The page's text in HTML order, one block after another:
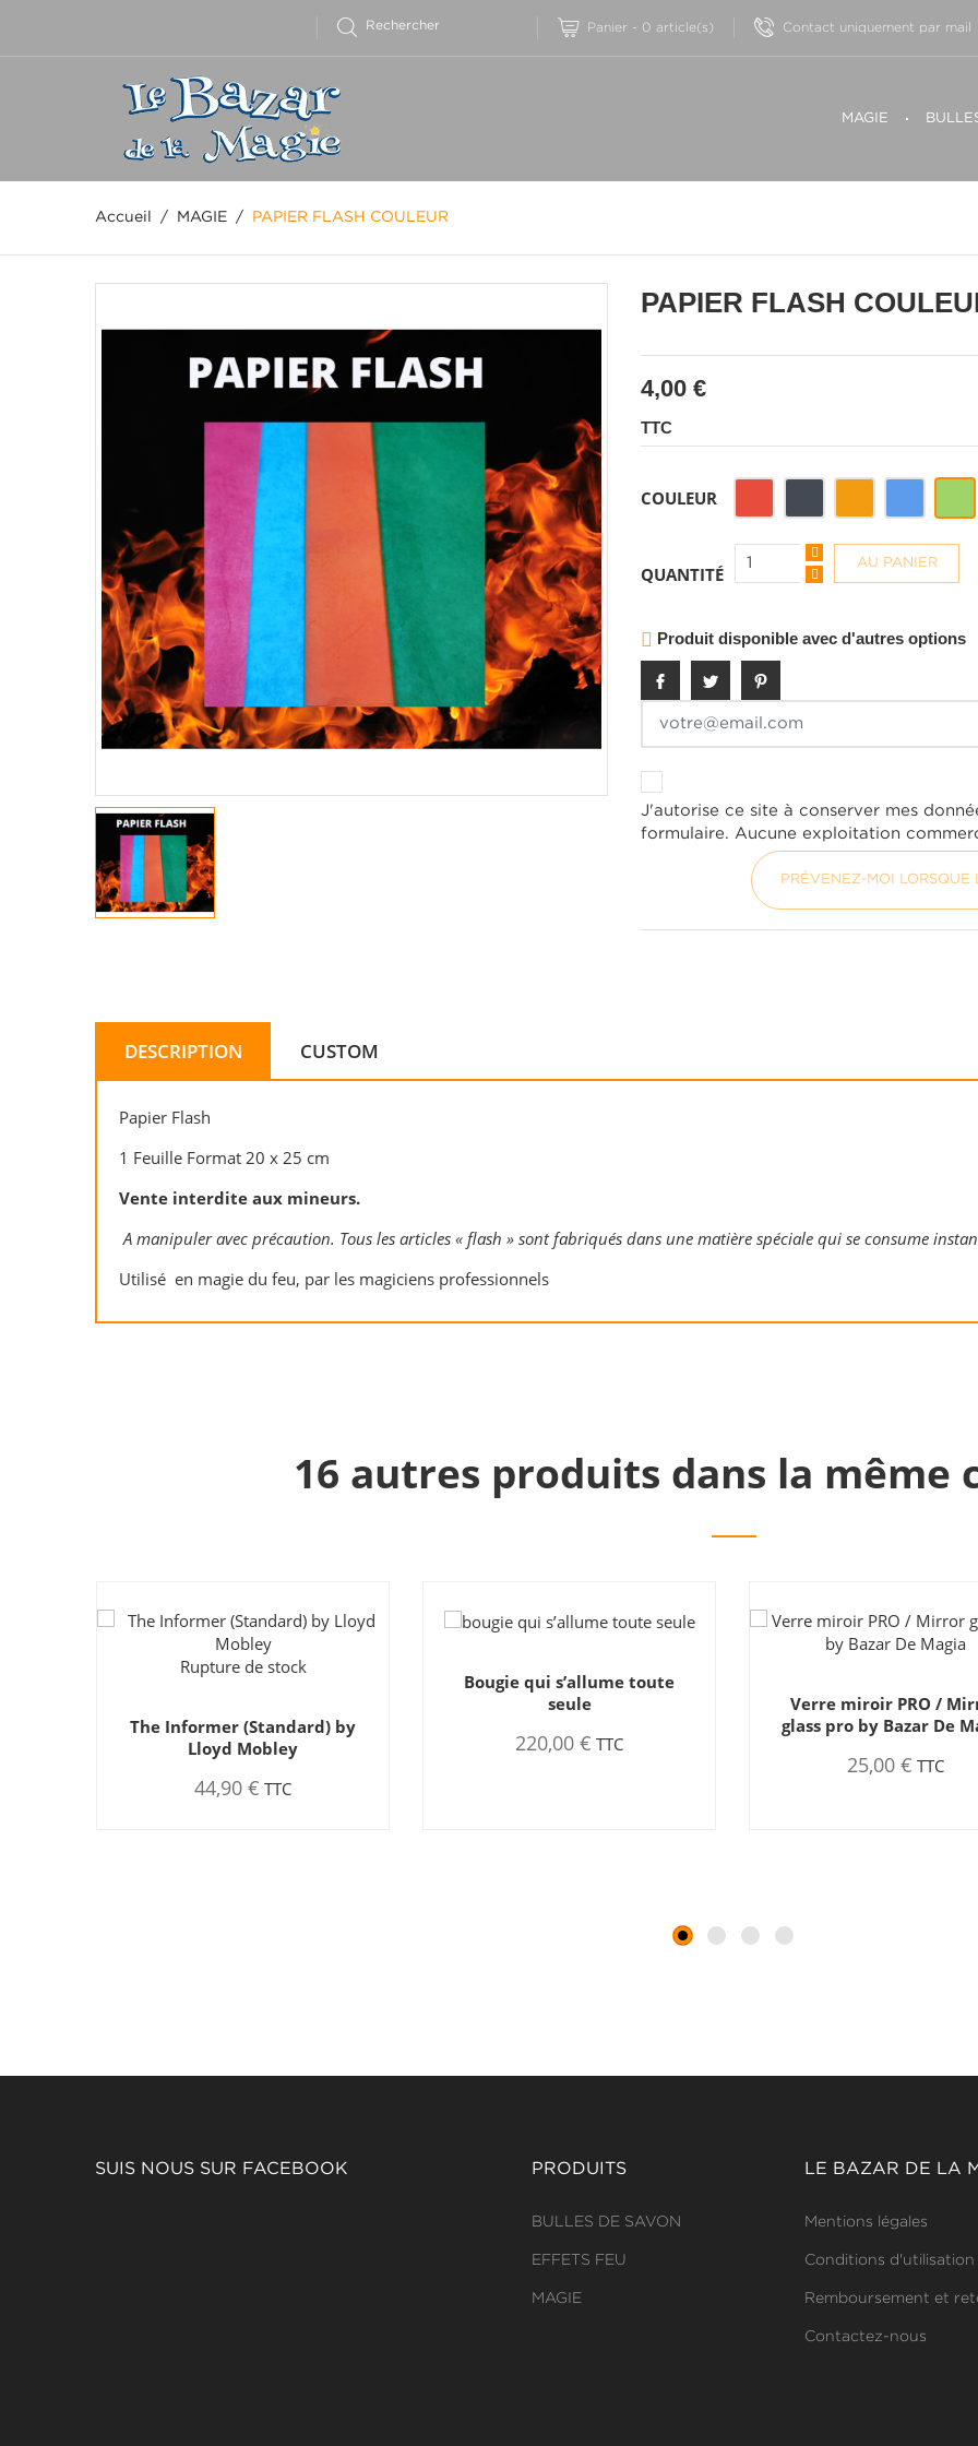
Panier - 0 article(s) Contact uniquement par mail
MAGIE
Accueil MAGIE PAPIER FLASH COULEUR
PAPIER FLASH
4,00 €
TTC
COULEUR
QUANTITÉ
AU PANIER
 Produit disponible avec d'autres options
J'autorise ce site à conserver mes
formulaire. Aucune exploitation
PRÉVENEZ-MOI LORSQUE
DESCRIPTION CUSTOM
Papier Flash
1 Feuille Format 20 x 25 cm
Vente interdite aux mineurs.
A manipuler avec précaution. Tous les articles « flash » sont fabriqués dans une matière spéciale qui se consume
Utilisé en magie du feu, par les magiciens professionnels
16 autres produits dans la même
Bougie qui s’allume toute
220,00 €TTC
Verre miroir PRO / Mirror
Rupture de stock
Feu dans les mains/Fire
Hands
35,00 € TTC
SUIS NOUS SUR FACEBOOK PRODUITS
BULLES DE SAVON
EFFETS FEU
MAGIE
LE BAZAR DE LA
Mentions légales
Conditions d'utilisation
Remboursement et
Contactez-nous